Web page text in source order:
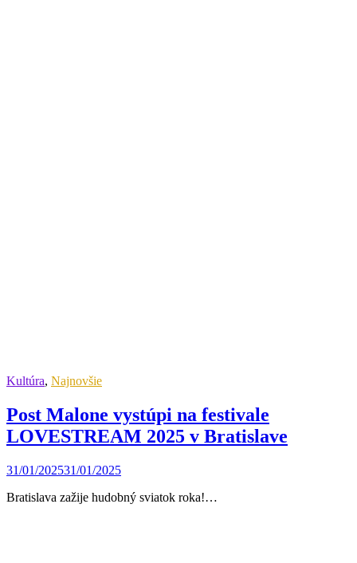
Kultúra, Najnovšie
Post Malone vystúpi na festivale
LOVESTREAM 2025 v Bratislave
31/01/202531/01/2025
Bratislava zažije hudobný sviatok roka!…